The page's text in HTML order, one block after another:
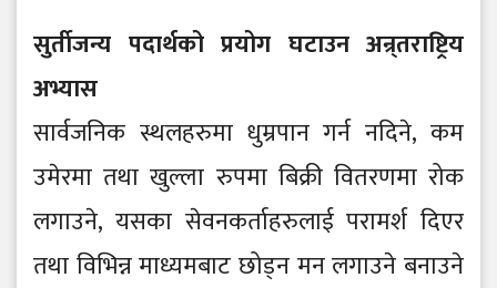
सुर्तीजन्य पदार्थको प्रयोग घटाउन अन्र्तराष्ट्रिय
अभ्यास
सार्वजनिक स्थलहरुमा धुम्रपान गर्न नदिने, कम
उमेरमा तथा खुल्ला रुपमा बिक्री वितरणमा रोक
लगाउने, यसका सेवनकर्ताहरुलाई परामर्श दिएर
तथा विभिन्न माध्यमबाट छोड्न मन लगाउने बनाउने